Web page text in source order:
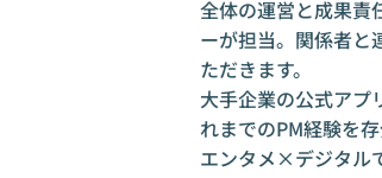
全体の運営と成果責
ーが担当。関係者と
ただきます。
大手企業の公式アプ
れまでのPM経験を
エンタメ×デジタル